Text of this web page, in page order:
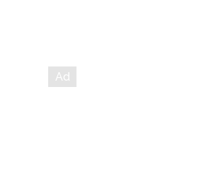
русские – даже не подозревали, что вы
жить. Но мы – были воспитаны в